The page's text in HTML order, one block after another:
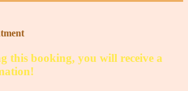
this booking, you will receive a